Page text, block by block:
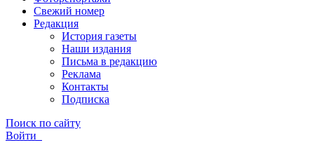
Свежий номер
Редакция
История газеты
Наши издания
Письма в редакцию
Реклама
Контакты
Подписка
Поиск по сайту
Войти